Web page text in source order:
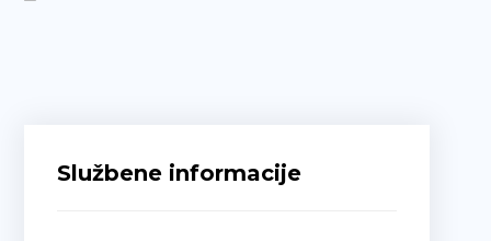
Službene informacije